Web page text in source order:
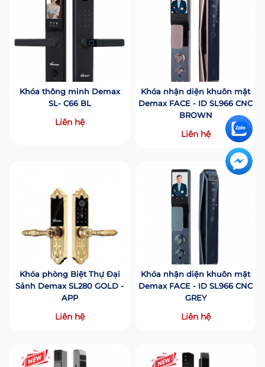
Khóa thông minh Demax
SL- C66 BL
Liên hệ
Khóa nhận diện khuôn mặt
Demax FACE - ID SL966 CNC
BROWN
Liên hệ
Khóa phòng Biệt Thự Đại
Sảnh Demax SL280 GOLD -
APP
Liên hệ
Khóa nhận diện khuôn mặt
Demax FACE - ID SL966 CNC
GREY
Liên hệ